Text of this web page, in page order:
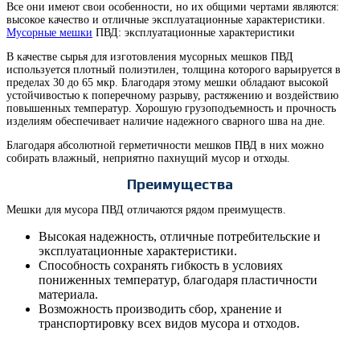
Все они имеют свои особенности, но их общими чертами являются:
высокое качество и отличные эксплуатационные характеристики.
Мусорные мешки ПВД: эксплуатационные характеристики
В качестве сырья для изготовления мусорных мешков ПВД
используется плотный полиэтилен, толщина которого варьируется в
пределах 30 до 65 мкр. Благодаря этому мешки обладают высокой
устойчивостью к поперечному разрыву, растяжению и воздействию
повышенных температур. Хорошую грузоподъемность и прочность
изделиям обеспечивает наличие надежного сварного шва на дне.
Благодаря абсолютной герметичности мешков ПВД в них можно
собирать влажный, неприятно пахнущий мусор и отходы.
Преимущества
Мешки для мусора ПВД отличаются рядом преимуществ.
Высокая надежность, отличные потребительские и
эксплуатационные характеристики.
Способность сохранять гибкость в условиях
пониженных температур, благодаря пластичности
материала.
Возможность производить сбор, хранение и
транспортировку всех видов мусора и отходов.